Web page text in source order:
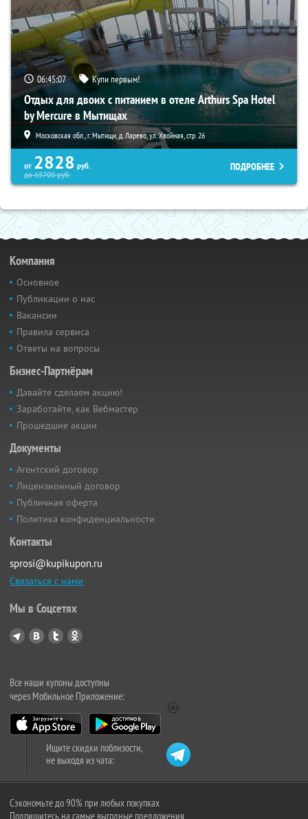
06:45:06 Купи первым!
Отдых для двоих с питанием в отеле Arthurs Spa Hotel
by Mercure в Мытищах
Московская обл., г. Мытищи, д. Ларево, ул. Хвойная, стр. 26
от 2828 руб.
до65700руб.
ПОДРОБНЕЕ
Компания
Основное
Публикации о нас
Вакансии
Правила сервиса
Ответы на вопросы
Бизнес-Партнёрам
Давайте сделаем акцию!
Заработайте, как Вебмастер
Прошедшие акции
Документы
Агентский договор
Лицензионный договор
Публичная оферта
Политика конфиденциальности
Контакты
sprosi@kupikupon.ru
Связаться с нами
Мы в Соцсетях
Все наши купоны доступны
через Мобильное Приложение:
Ищите скидки поблизости,
не выходя из чата:
Сэкономьте до 90% при любых покупках
Подпишитесь на самые выгодные предложения